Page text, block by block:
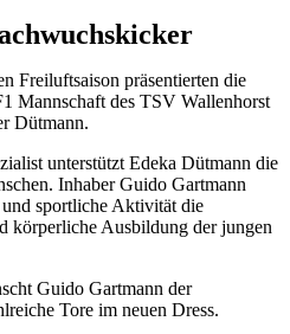
Freiluftsaison präsentierten die
Mannschaft des TSV Wallenhorst
Dütmann.
unterstützt Edeka Dütmann die
Inhaber Guido Gartmann
sportliche Aktivität die
körperliche Ausbildung der jungen
Guido Gartmann der
Tore im neuen Dress.